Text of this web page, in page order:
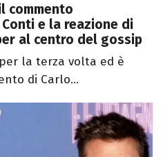
commento
e la reazione di
al centro del gossip
la terza volta ed è
di Carlo...